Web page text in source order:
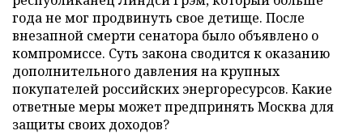
года не мог продвинуть свое детище. После
внезапной смерти сенатора было объявлено о
компромиссе. Суть закона сводится к оказанию
дополнительного давления на крупных
покупателей российских энергоресурсов. Какие
ответные меры может предпринять Москва для
защиты своих доходов?